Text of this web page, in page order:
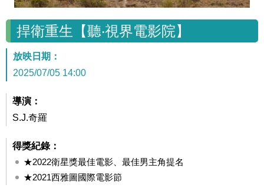
捍衛重生【聽‧視界電影院】
放映日期：
2025/07/05 14:00
導演：
S.J.奇羅
得獎紀錄：
★2022衛星獎最佳電影、最佳男主角提名
★2021西雅圖國際電影節